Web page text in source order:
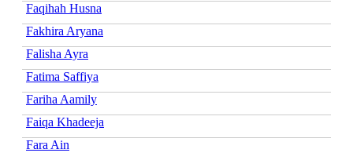
Faqihah Husna
Fakhira Aryana
Falisha Ayra
Fatima Saffiya
Fariha Aamily
Faiqa Khadeeja
Fara Ain